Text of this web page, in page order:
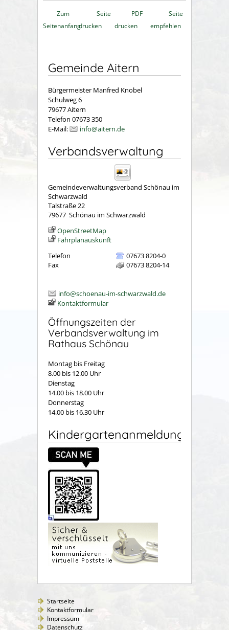
Zum
Seitenanfang
Seite
drucken
PDF
drucken
Seite
empfehlen
Gemeinde Aitern
Bürgermeister Manfred Knobel
Schulweg 6
79677 Aitern
Telefon 07673 350
E-Mail:
info@aitern.de
Verbandsverwaltung
Gemeindeverwaltungsverband Schönau im
Schwarzwald
Talstraße 22
79677 Schönau im Schwarzwald
OpenStreetMap
Fahrplanauskunft
Telefon
07673 8204-0
Fax
07673 8204-14
info@schoenau-im-schwarzwald.de
Kontaktformular
Öffnungszeiten der
Verbandsverwaltung im
Rathaus Schönau
Montag bis Freitag
8.00 bis 12.00 Uhr
Dienstag
14.00 bis 18.00 Uhr
Donnerstag
14.00 bis 16.30 Uhr
Kindergartenanmeldung
Startseite
Kontaktformular
Impressum
Datenschutz